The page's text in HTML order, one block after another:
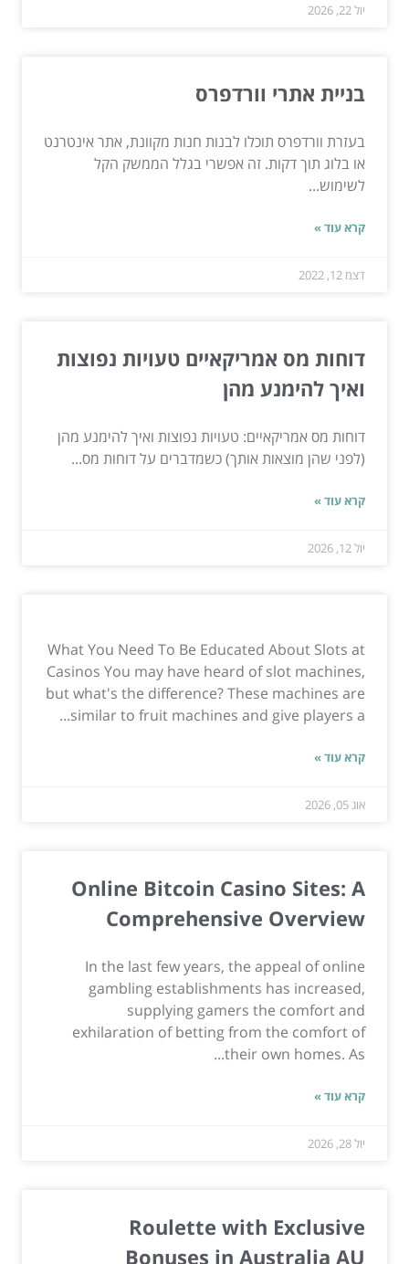
יול 22, 2026
בניית אתרי וורדפרס
בעזרת וורדפרס תוכלו לבנות חנות מקוונת, אתר אינטרנט
או בלוג תוך דקות. זה אפשרי בגלל הממשק הקל
לשימוש...
קרא עוד »
דצמ 12, 2022
דוחות מס אמריקאיים טעויות נפוצות
ואיך להימנע מהן
דוחות מס אמריקאיים: טעויות נפוצות ואיך להימנע מהן
(לפני שהן מוצאות אותך) כשמדברים על דוחות מס...
קרא עוד »
יול 12, 2026
What You Need To Be Educated About Slots at
Casinos You may have heard of slot machines,
but what's the difference? These machines are
similar to fruit machines and give players a...
קרא עוד »
אוג 05, 2026
Online Bitcoin Casino Sites: A
Comprehensive Overview
In the last few years, the appeal of online
gambling establishments has increased,
supplying gamers the comfort and
exhilaration of betting from the comfort of
their own homes. As...
קרא עוד »
יול 28, 2026
Roulette with Exclusive
Bonuses in Australia AU